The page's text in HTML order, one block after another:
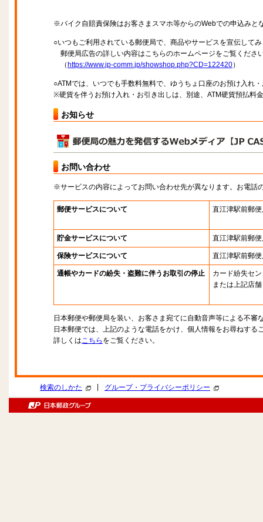
※バイク自賠責保険はお客さまスマホ等からのWebでの申込みと
○いつもご利用されている郵便局で、商品やサービスを宣伝して
郵便局広告の詳しい内容はこちらのホームページをご覧くださ
（ https://www.jp-comm.jp/showshop.php?CD=122420）
○ATMでは、いつでも手数料無料で、ゆうちょ口座のお預け入れ
※硬貨を伴うお預け入れ・お引き出しは、別途、ATM硬貨預払料
お知らせ
お問い合わせ
※サービスの内容によってお問い合わせ先が異なります。お電話
郵便サービスについて 直江津駅前郵
貯金サービスについて 直江津駅前郵
保険サービスについて 直江津駅前郵
通帳やカードの紛失・盗難に伴うお取引の停止
カード紛失セ
または上記店舗
日本郵便や郵便局を装い、お客さま宛てに自動音声等による不審
日本郵便では、上記のような電話をかけ、個人情報をお尋ねする
詳しくはこちら をご覧ください。
検索のしかた グループ・プライバシーポリシー